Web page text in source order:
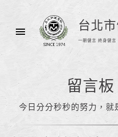
台北
一朝健言 終身健言
留言板
今日分分秒秒的努力，就